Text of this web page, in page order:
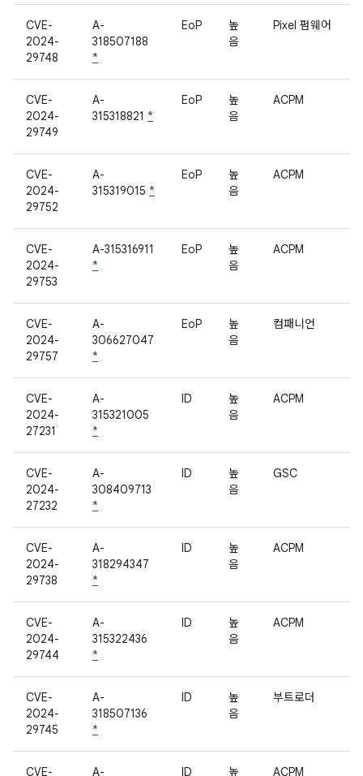
CVE-
2024-
29748
A-
318507188
*
EoP
높
음
Pixel 펌웨어
CVE-
2024-
29749
A-
315318821 *
EoP
높
음
ACPM
CVE-
2024-
29752
A-
315319015 *
EoP
높
음
ACPM
CVE-
2024-
29753
A-315316911
*
EoP
높
음
ACPM
CVE-
2024-
29757
A-
306627047
*
EoP
높
음
컴패니언
CVE-
2024-
27231
A-
315321005
*
ID
높
음
ACPM
CVE-
2024-
27232
A-
308409713
*
ID
높
음
GSC
CVE-
2024-
29738
A-
318294347
*
ID
높
음
ACPM
CVE-
2024-
29744
A-
315322436
*
ID
높
음
ACPM
CVE-
2024-
29745
A-
318507136
*
ID
높
음
부트로더
CVE-
A-
ID
높
ACPM